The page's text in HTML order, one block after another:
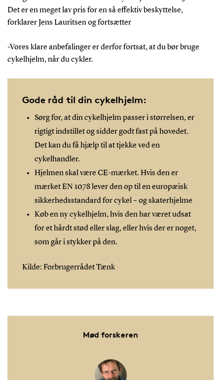
Det er en meget lav pris for en så effektiv beskyttelse,
forklarer Jens Lauritsen og fortsætter
-Vores klare anbefalinger er derfor fortsat, at du bør bruge
cykelhjelm, når du cykler.
Gode råd til din cykelhjelm:
Sørg for, at din cykelhjelm passer i størrelsen, er
rigtigt indstillet og sidder godt fast på hovedet.
Det kan du få hjælp til at tjekke ved en
cykelhandler.
Hjelmen skal være CE-mærket. Hvis den er
mærket EN 1078 lever den op til en europæisk
sikkerhedsstandard for cykel – og skaterhjelme
Køb en ny cykelhjelm, hvis den har været udsat
for et hårdt stød eller slag, eller hvis der er noget,
som går i stykker på den.
Kilde: Forbrugerrådet Tænk
Mød forskeren